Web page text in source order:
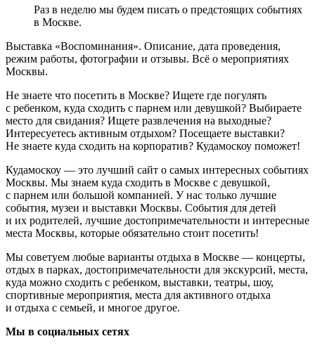
Раз в неделю мы будем писать о предстоящих событиях
в Москве.
Выставка «Воспоминания». Описание, дата проведения,
режим работы, фотографии и отзывы. Всё о мероприятиях
Москвы.
Не знаете что посетить в Москве? Ищете где погулять
с ребенком, куда сходить с парнем или девушкой? Выбираете
место для свидания? Ищете развлечения на выходные?
Интересуетесь активным отдыхом? Посещаете выставки?
Не знаете куда сходить на корпоратив? Кудамоскоу поможет!
Кудамоскоу — это лучший сайт о самых интересных событиях
Москвы. Мы знаем куда сходить в Москве с девушкой,
с парнем или большой компанией. У нас только лучшие
события, музеи и выставки Москвы. События для детей
и их родителей, лучшие достопримечательности и интересные
места Москвы, которые обязательно стоит посетить!
Мы советуем любые варианты отдыха в Москве — концерты,
отдых в парках, достопримечательности для экскурсий, места,
куда можно сходить с ребенком, выставки, театры, шоу,
спортивные мероприятия, места для активного отдыха
и отдыха с семьей, и многое другое.
Мы в социальных сетях